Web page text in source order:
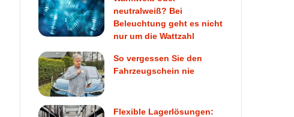
neutralweiß? Bei
Beleuchtung geht es nicht
nur um die Wattzahl
So vergessen Sie den
Fahrzeugschein nie
Flexible Lagerlösungen: